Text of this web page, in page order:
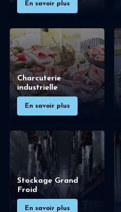
En savoir plus
Charcuterie
industrielle
En savoir plus
Stockage Grand
Froid
En savoir plus